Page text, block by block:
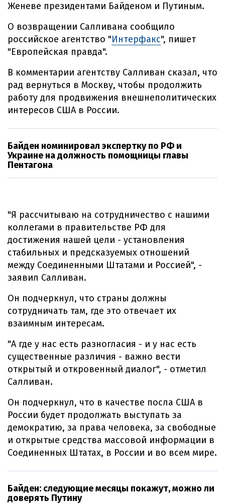
Женеве президентами Байденом и Путиным.
О возвращении Салливана сообщило
российское агентство "Интерфакс", пишет
"Европейская правда".
В комментарии агентству Салливан сказал, что
рад вернуться в Москву, чтобы продолжить
работу для продвижения внешнеполитических
интересов США в России.
Байден номинировал экспертку по РФ и
Украине на должность помощницы главы
Пентагона
"Я рассчитываю на сотрудничество с нашими
коллегами в правительстве РФ для
достижения нашей цели - установления
стабильных и предсказуемых отношений
между Соединенными Штатами и Россией", -
заявил Салливан.
Он подчеркнул, что страны должны
сотрудничать там, где это отвечает их
взаимным интересам.
"А где у нас есть разногласия - и у нас есть
существенные различия - важно вести
открытый и откровенный диалог", - отметил
Салливан.
Он подчеркнул, что в качестве посла США в
России будет продолжать выступать за
демократию, за права человека, за свободные
и открытые средства массовой информации в
Соединенных Штатах, в России и во всем мире.
Байден: следующие месяцы покажут, можно ли
доверять Путину